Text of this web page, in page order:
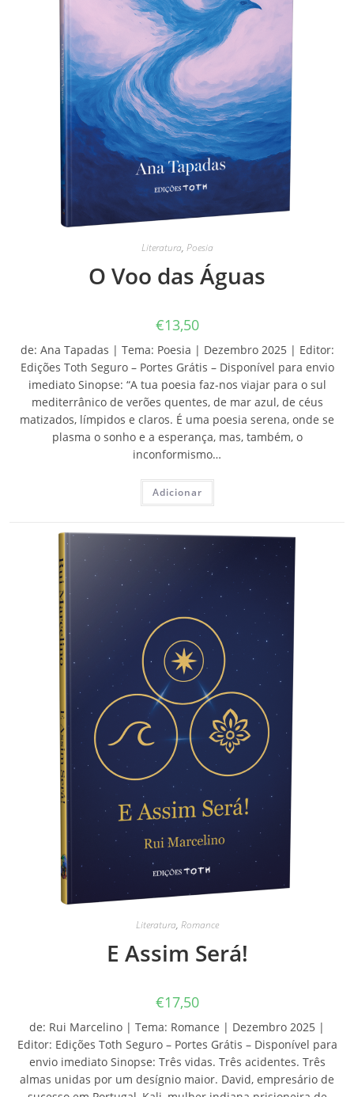
Literatura, Poesia
O Voo das Águas
€13,50
de: Ana Tapadas | Tema: Poesia | Dezembro 2025 | Editor:
Edições Toth Seguro – Portes Grátis – Disponível para envio
imediato Sinopse: “A tua poesia faz-nos viajar para o sul
mediterrânico de verões quentes, de mar azul, de céus
matizados, límpidos e claros. É uma poesia serena, onde se
plasma o sonho e a esperança, mas, também, o
inconformismo…
Adicionar
Literatura, Romance
E Assim Será!
€17,50
de: Rui Marcelino | Tema: Romance | Dezembro 2025 |
Editor: Edições Toth Seguro – Portes Grátis – Disponível para
envio imediato Sinopse: Três vidas. Três acidentes. Três
almas unidas por um desígnio maior. David, empresário de